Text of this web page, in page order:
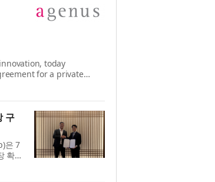
today
for a private
before the
구
은 7
확
스